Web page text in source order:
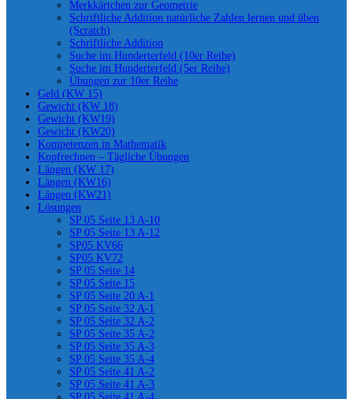
Merkkärtchen zur Geometrie
Schriftliche Addition natürliche Zahlen lernen und üben
(Scratch)
Schriftliche Addition
Suche im Hunderterfeld (10er Reihe)
Suche im Hunderterfeld (5er Reihe)
Übungen zur 10er Reihe
Geld (KW 15)
Gewicht (KW 18)
Gewicht (KW19)
Gewicht (KW20)
Kompetenzen in Mathematik
Kopfrechnen – Tägliche Übungen
Längen (KW 17)
Längen (KW16)
Längen (KW21)
Lösungen
SP 05 Seite 13 A-10
SP 05 Seite 13 A-12
SP05 KV66
SP05 KV72
SP 05 Seite 14
SP 05 Seite 15
SP 05 Seite 20 A-1
SP 05 Seite 32 A-1
SP 05 Seite 32 A-2
SP 05 Seite 35 A-2
SP 05 Seite 35 A-3
SP 05 Seite 35 A-4
SP 05 Seite 41 A-2
SP 05 Seite 41 A-3